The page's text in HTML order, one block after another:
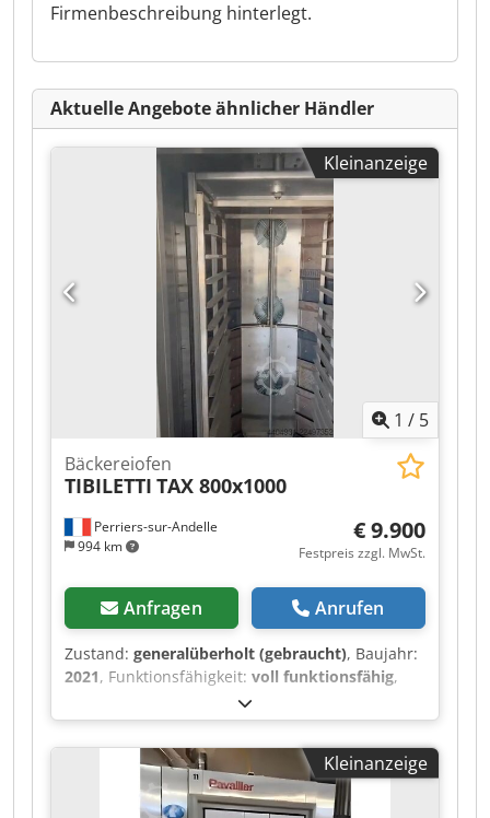
Firmenbeschreibung hinterlegt.
Aktuelle Angebote ähnlicher Händler
Kleinanzeige
1 / 5
Perriers-sur-Andelle
994 km
Bäckereiofen
TIBILETTI TAX 800x1000
€ 9.900
Festpreis zzgl. MwSt.
Anfragen Anrufen
Zustand: generalüberholt (gebraucht), Baujahr:
2021, Funktionsfähigkeit: voll funktionsfähig,
3,5 kW (4,76 PS)
V, Eingangsstrom:11 A, Eingangsfrequenz:50
Hz, Art des Eingangsstroms:Drehstrom,
Temperatur:250 °C, Gesamtlänge: 2.140 mm,
Gesamtbreite:1.640 mm, Gesamthöhe:
, Gesamtgewicht:1.600 kg, Steuerungsart:
Kleinanzeige